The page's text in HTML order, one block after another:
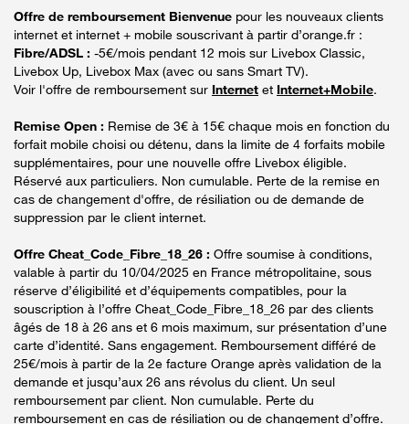
Offre de remboursement Bienvenue pour les nouveaux clients
internet et internet + mobile souscrivant à partir d’orange.fr :
Fibre/ADSL : -5€/mois pendant 12 mois sur Livebox Classic,
Livebox Up, Livebox Max (avec ou sans Smart TV).
Voir l'offre de remboursement sur Internet et Internet+Mobile.
Remise Open : Remise de 3€ à 15€ chaque mois en fonction du
forfait mobile choisi ou détenu, dans la limite de 4 forfaits mobile
supplémentaires, pour une nouvelle offre Livebox éligible.
Réservé aux particuliers. Non cumulable. Perte de la remise en
cas de changement d'offre, de résiliation ou de demande de
suppression par le client internet.
Offre Cheat_Code_Fibre_18_26 : Offre soumise à conditions,
valable à partir du 10/04/2025 en France métropolitaine, sous
réserve d’éligibilité et d’équipements compatibles, pour la
souscription à l’offre Cheat_Code_Fibre_18_26 par des clients
âgés de 18 à 26 ans et 6 mois maximum, sur présentation d’une
carte d’identité. Sans engagement. Remboursement différé de
25€/mois à partir de la 2e facture Orange après validation de la
demande et jusqu’aux 26 ans révolus du client. Un seul
remboursement par client. Non cumulable. Perte du
remboursement en cas de résiliation ou de changement d’offre.